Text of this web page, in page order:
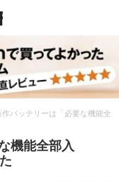
作バッテリーは「必要な機能全
機能全部入